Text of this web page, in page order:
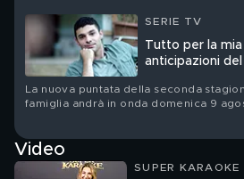
SERIE TV
Tutto per la
anticipazioni
La nuova puntata della seconda
famiglia andrà in onda domenica 9
Video
SUPER KARAOKE